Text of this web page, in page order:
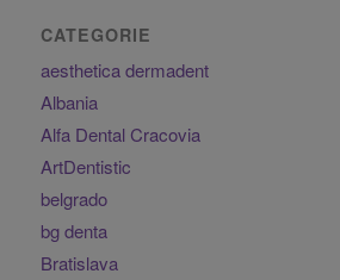
CATEGORIE
aesthetica dermadent
Albania
Alfa Dental Cracovia
ArtDentistic
belgrado
bg denta
Bratislava